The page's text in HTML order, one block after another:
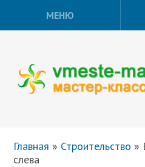
МЕНЮ
Главная » Строительство »
слева